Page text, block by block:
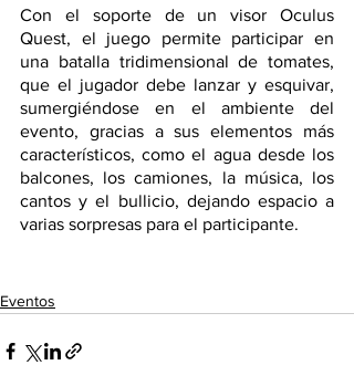
Con el soporte de un visor Oculus
Quest, el juego permite participar en
una batalla tridimensional de tomates,
que el jugador debe lanzar y esquivar,
sumergiéndose en el ambiente del
evento, gracias a sus elementos más
característicos, como el agua desde los
balcones, los camiones, la música, los
cantos y el bullicio, dejando espacio a
varias sorpresas para el participante.
Eventos